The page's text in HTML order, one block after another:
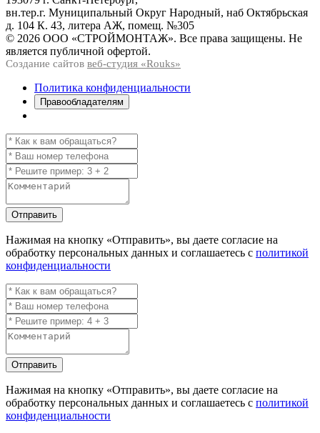
вн.тер.г. Муниципальный Округ Народный, наб Октябрьская
д. 104 К. 43, литера АЖ, помещ. №305
© 2026 ООО «СТРОЙМОНТАЖ». Все права защищены. Не
является публичной офертой.
Создание сайтов веб-студия «Rouks»
Политика конфиденциальности
Правообладателям
Отправить
Нажимая на кнопку «Отправить», вы даете согласие на
обработку персональных данных и соглашаетесь с политикой
конфиденциальности
Отправить
Нажимая на кнопку «Отправить», вы даете согласие на
обработку персональных данных и соглашаетесь с политикой
конфиденциальности